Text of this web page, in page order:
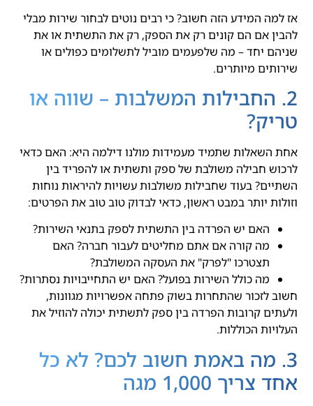
אז למה המידע הזה חשוב? כי רבים נוטים לבחור שירות מבלי
להבין אם הם קונים רק את הספק, רק את התשתית או את
שניהם יחד – מה שלפעמים מוביל לתשלומים כפולים או
שירותים מיותרים.
2. החבילות המשלבות – שווה או
טריק?
אחת השאלות שתמיד מעמידות מולנו דילמה היא: האם כדאי
לרכוש חבילה משולבת של ספק ותשתית או להפריד בין
השתיים? בעוד שחבילות משולבות עשויות להיראות נוחות
וזולות יותר במבט ראשון, כדאי לבדוק טוב טוב את הפרטים:
האם יש הפרדה בין התשתית לספק בתנאי השירות?
מה קורה אם אתם מחליטים לעבור חברה? האם
תצטרכו "לפרק" את העסקה המשולבת?
מה כולל השירות בפועל? האם יש התחייבויות נסתרות?
חשוב לזכור שהתחרות בשוק פתחה אפשרויות מגוונות,
ולעתים קרובות הפרדה בין ספק לתשתית יכולה להוזיל את
העלויות הכוללות.
3. מה באמת חשוב לכם? לא כל
אחד צריך 1,000 מגה